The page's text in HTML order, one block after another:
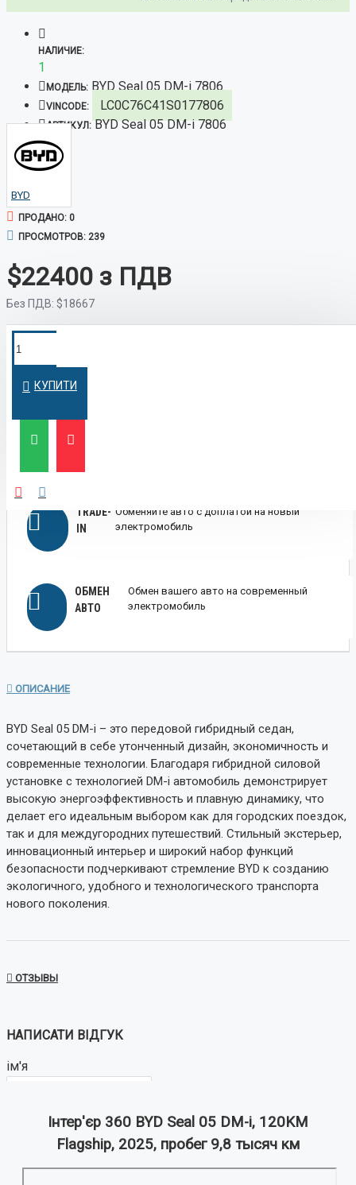
НАЛИЧИЕ:
1
МОДЕЛЬ: BYD Seal 05 DM-i 7806
VINCODE: LC0C76C41S0177806
АРТИКУЛ: BYD Seal 05 DM-i 7806
BYD
ПРОДАНО: 0
ПРОСМОТРОВ: 239
$22400
Без ПДВ: $18667
КУПИТИ
КРЕДИТ
TRADE-
IN
Обменяйте авто с доплатой на новый
электромобиль
ОБМЕН
АВТО
Обмен вашего авто на современный
электромобиль
ОПИСАНИЕ
BYD Seal 05 DM-i – это передовой гибридный седан,
сочетающий в себе утонченный дизайн, экономичность и
современные технологии. Благодаря гибридной силовой
установке с технологией DM-i автомобиль демонстрирует
высокую энергоэффективность и плавную динамику, что
делает его идеальным выбором как для городских поездок,
так и для междугородних путешествий. Стильный экстерьер,
инновационный интерьер и широкий набор функций
безопасности подчеркивают стремление BYD к созданию
экологичного, удобного и технологического транспорта
нового поколения.
ОТЗЫВЫ
НАПИСАТИ ВІДГУК
ім'я
Ваш відгук:Інтер'єр 360 BYD Seal 05 DM-i, 120KM
Flagship, 2025, пробег 9,8 тысяч км